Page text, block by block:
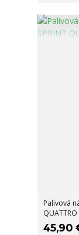
Palivová
45,90